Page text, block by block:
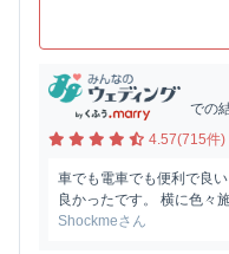
での
4.57(715件)
車でも電車でも便利で良
良かったです。 横に色々
Shockmeさん